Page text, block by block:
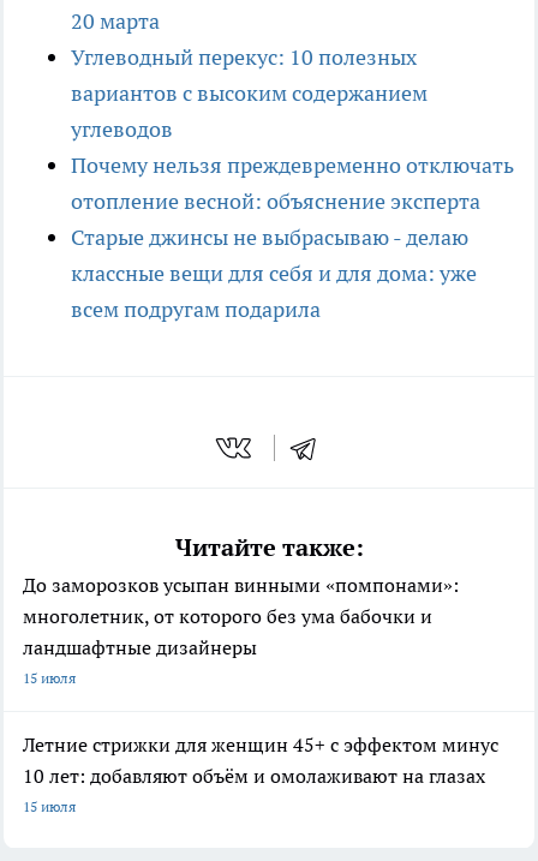
20 марта
Углеводный перекус: 10 полезных
вариантов с высоким содержанием
углеводов
Почему нельзя преждевременно отключать
отопление весной: объяснение эксперта
Старые джинсы не выбрасываю - делаю
классные вещи для себя и для дома: уже
всем подругам подарила
Читайте также:
До заморозков усыпан винными «помпонами»:
многолетник, от которого без ума бабочки и
ландшафтные дизайнеры
15 июля
Летние стрижки для женщин 45+ с эффектом минус
10 лет: добавляют объём и омолаживают на глазах
15 июля